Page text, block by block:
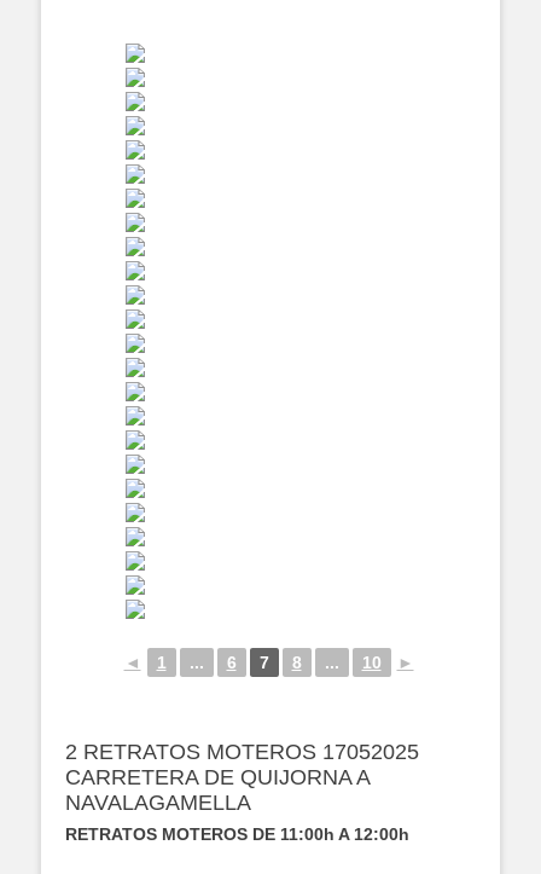
◄ 1 ... 6 7 8 ... 10 ►
2 RETRATOS MOTEROS 17052025
CARRETERA DE QUIJORNA A
NAVALAGAMELLA
RETRATOS MOTEROS DE 11:00h A 12:00h